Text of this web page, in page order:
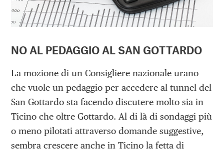
NO AL PEDAGGIO AL SAN GOTTARDO
La mozione di un Consigliere nazionale urano
che vuole un pedaggio per accedere al tunnel del
San Gottardo sta facendo discutere molto sia in
Ticino che oltre Gottardo. Al di là di sondaggi più
o meno pilotati attraverso domande suggestive,
sembra crescere anche in Ticino la fetta di